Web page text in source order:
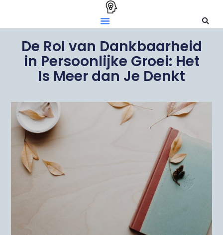
De Rol van Dankbaarheid
in Persoonlijke Groei: Het
Is Meer dan Je Denkt